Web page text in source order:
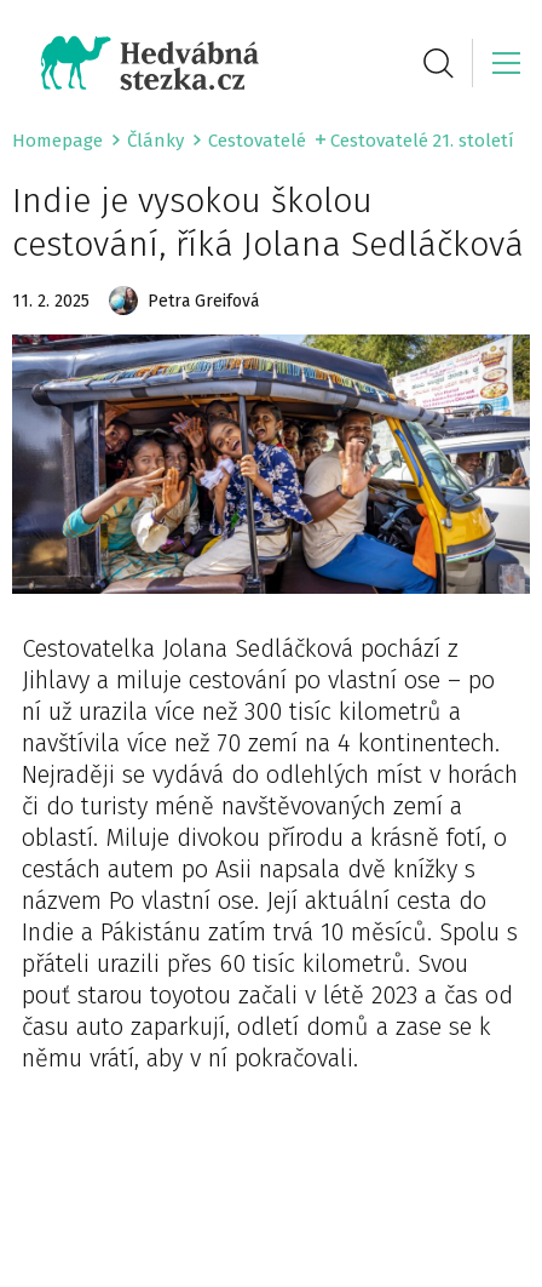
Homepage Články Cestovatelé Cestovatelé 21. století
Indie je vysokou školou
cestování, říká Jolana Sedláčková
11. 2. 2025 Petra Greifová
Cestovatelka Jolana Sedláčková pochází z
Jihlavy a miluje cestování po vlastní ose – po
ní už urazila více než 300 tisíc kilometrů a
navštívila více než 70 zemí na 4 kontinentech.
Nejraději se vydává do odlehlých míst v horách
či do turisty méně navštěvovaných zemí a
oblastí. Miluje divokou přírodu a krásně fotí, o
cestách autem po Asii napsala dvě knížky s
názvem Po vlastní ose. Její aktuální cesta do
Indie a Pákistánu zatím trvá 10 měsíců. Spolu s
přáteli urazili přes 60 tisíc kilometrů. Svou
pouť starou toyotou začali v létě 2023 a čas od
času auto zaparkují, odletí domů a zase se k
němu vrátí, aby v ní pokračovali.